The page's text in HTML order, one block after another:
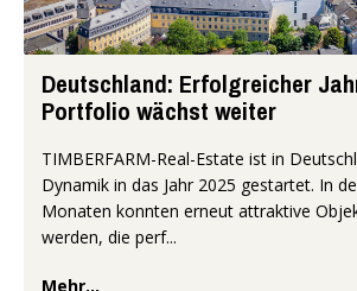
Deutschland: Erfolgreicher
Portfolio wächst weiter
TIMBERFARM-Real-Estate ist in
Dynamik in das Jahr 2025 gestartet. In
Monaten konnten erneut attraktive
werden, die perf...
Mehr...